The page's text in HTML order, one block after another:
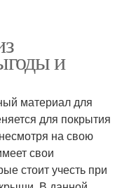
и
материал для
для покрытия
на свою
свои
стоит учесть при